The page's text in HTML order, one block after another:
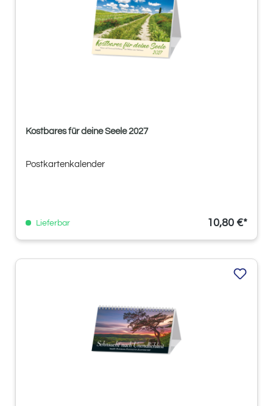
Kostbares für deine Seele 2027
Postkartenkalender
Lieferbar 10,80 €*